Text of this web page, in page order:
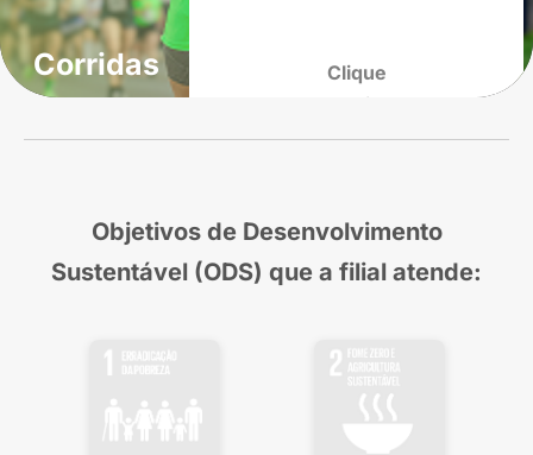
Corridas
Clique
Aqui
Objetivos de Desenvolvimento
Sustentável (ODS) que a filial atende: